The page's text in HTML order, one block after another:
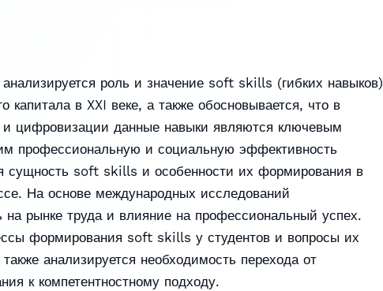
роль и значение soft skills (гибких навыков)
капитала в XXI веке, а также обосновывается, что в
и цифровизации данные навыки являются ключевым
профессиональную и социальную эффективность
сущность soft skills и особенности их формирования в
На основе международных исследований
на рынке труда и влияние на профессиональный успех.
формирования soft skills у студентов и вопросы их
анализируется необходимость перехода от
к компетентностному подходу.